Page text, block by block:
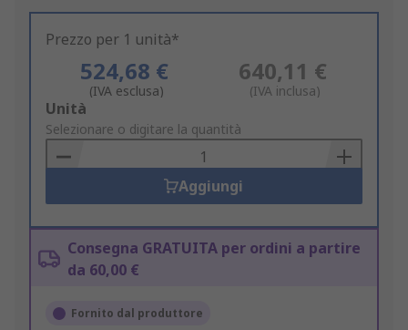
Prezzo per 1 unità*
524,68 €
(IVA esclusa)
640,11 €
(IVA inclusa)
Add
to
Basket
Unità
Selezionare o digitare la quantità
Aggiungi
Consegna GRATUITA per ordini a partire
da 60,00 €
Fornito dal produttore